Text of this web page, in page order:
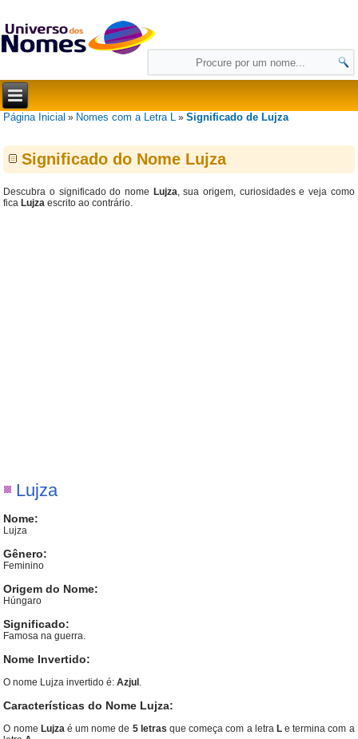
Página Inicial » Nomes com a Letra L »Significado de Lujza
Significado do Nome Lujza
Descubra o significado do nome Lujza, sua origem, curiosidades e veja como
fica Lujza escrito ao contrário.
Lujza
Nome:
Lujza
Gênero:
Feminino
Origem do Nome:
Húngaro
Significado:
Famosa na guerra.
Nome Invertido:
O nome Lujza invertido é:Azjul .
Características do Nome Lujza:
O nome Lujzaé um nome de 5 letras que começa com a letra Le termina com a